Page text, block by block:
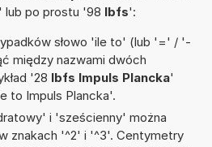
lub po prostu '98 lbfs':
słowo 'ile to' (lub '=' / '-
między nazwami dwóch
'28 lbfs Impuls Plancka'
to Impuls Plancka'.
i 'sześcienny' można
znakach '^2' i '^3'. Centymetry